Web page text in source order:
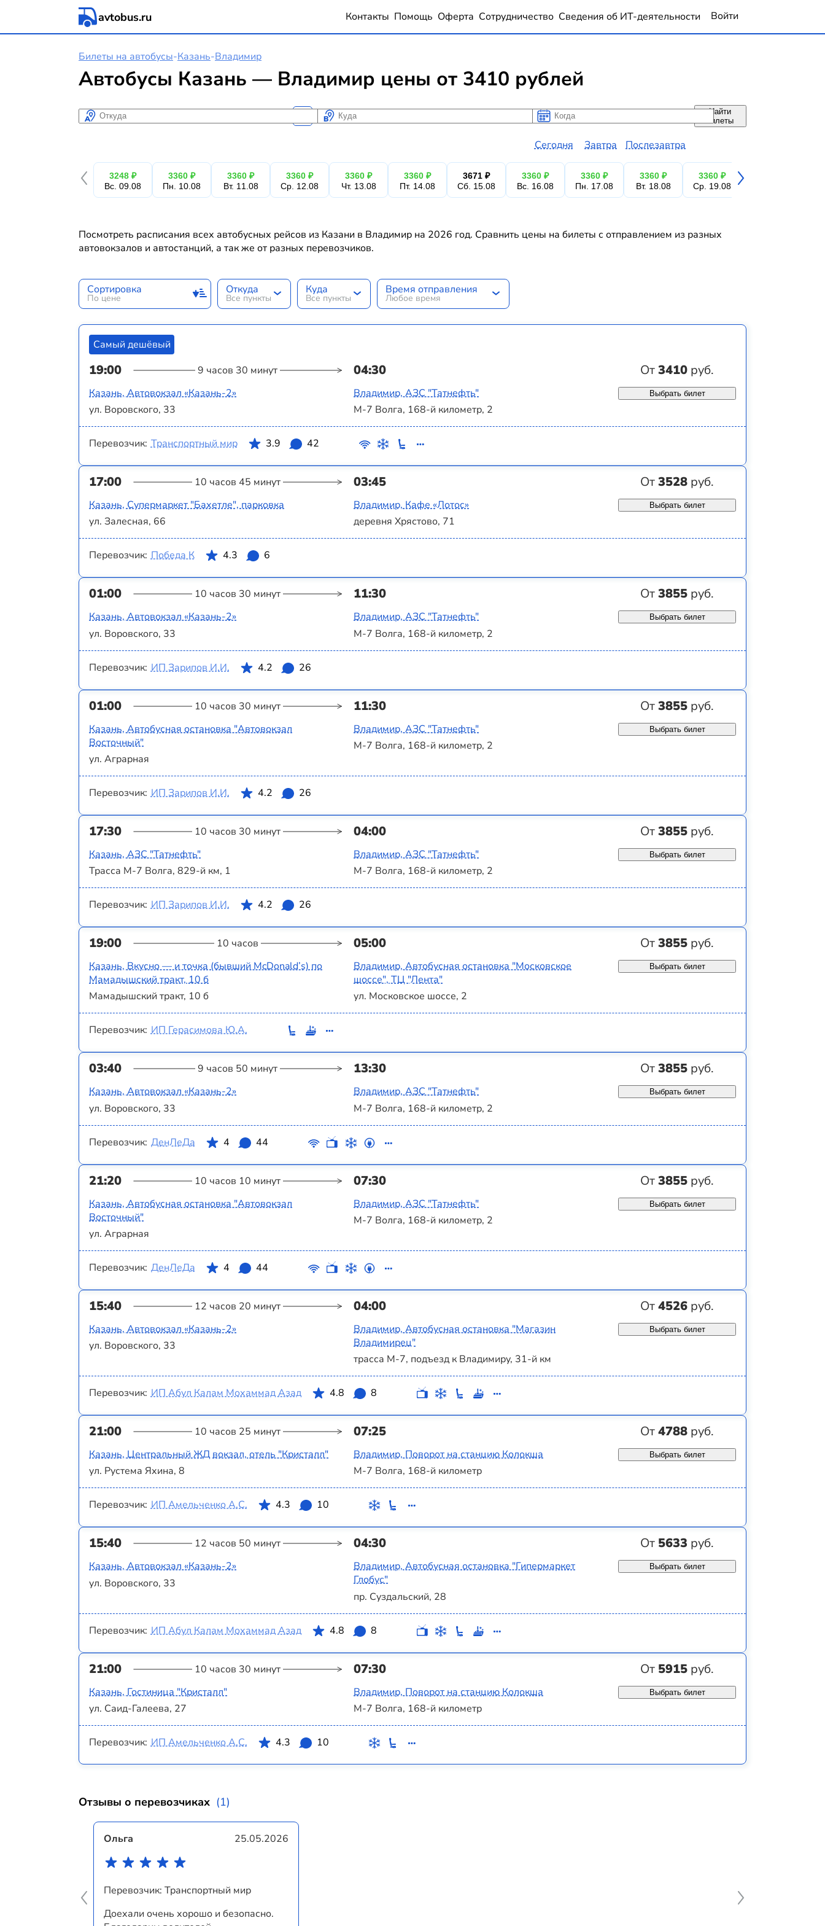
avtobus.ru Контакты Помощь Оферта Сотрудничество Сведения об ИТ-деятельности Войти
Билеты на автобусы-Казань-Владимир
Автобусы Казань — Владимир цены от 3410 рублей
Откуда Куда Когда
Когда
Сегодня Завтра Послезавтра
Найти
билеты
3248 ₽
Вс. 09.08
3360 ₽
Пн. 10.08
3360 ₽
Вт. 11.08
3360 ₽
Ср. 12.08
3360 ₽
Чт. 13.08
3360 ₽
Пт. 14.08
3671 ₽
Сб. 15.08
3360 ₽
Вс. 16.08
3360 ₽
Пн. 17.08
3360 ₽
Вт. 18.08
3360 ₽
Ср. 19.08
Посмотреть расписания всех автобусных рейсов из Казани в Владимир на 2026 год. Сравнить цены на билеты с отправлением из разных
автовокзалов и автостанций, а так же от разных перевозчиков.
Сортировка
По цене
Откуда
Все пункты
Куда
Все пункты
Время отправления
Любое время
Самый дешёвый
19:00 9 часов 30 минут 04:30 От3410 руб.
Казань, Автовокзал «‎Казань-2»
ул. Воровского, 33
Владимир, АЗС "Татнефть"
М-7 Волга, 168-й километр, 2
Выбрать билет
Перевозчик: Транспортный мир 3.9 42
17:00 10 часов 45 минут 03:45 От3528 руб.
Казань, Супермаркет "Бахетле", парковка
ул. Залесная, 66
Владимир, Кафе «Лотос»
деревня Хрястово, 71
Выбрать билет
Перевозчик: Победа К 4.3 6
01:00 10 часов 30 минут 11:30 От3855 руб.
Казань, Автовокзал «‎Казань-2»
ул. Воровского, 33
Владимир, АЗС "Татнефть"
М-7 Волга, 168-й километр, 2
Выбрать билет
Перевозчик: ИП Зарипов И.И. 4.2 26
01:00 10 часов 30 минут 11:30 От3855 руб.
Казань, Автобусная остановка "Автовокзал
Восточный"
ул. Аграрная
Владимир, АЗС "Татнефть"
М-7 Волга, 168-й километр, 2
Выбрать билет
Перевозчик: ИП Зарипов И.И. 4.2 26
17:30 10 часов 30 минут 04:00 От3855 руб.
Казань, АЗС "Татнефть"
Трасса М-7 Волга, 829-й км, 1
Владимир, АЗС "Татнефть"
М-7 Волга, 168-й километр, 2
Выбрать билет
Перевозчик: ИП Зарипов И.И. 4.2 26
19:00 10 часов 05:00 От3855 руб.
Казань, Вкусно — и точка (бывший McDonald’s) по
Мамадышский тракт, 10 б
Мамадышский тракт, 10 б
Владимир, Автобусная остановка "Московское
шоссе", ТЦ "Лента"
ул. Московское шоссе, 2
Выбрать билет
Перевозчик: ИП Герасимова Ю.А.
03:40 9 часов 50 минут 13:30 От3855 руб.
Казань, Автовокзал «‎Казань-2»
ул. Воровского, 33
Владимир, АЗС "Татнефть"
М-7 Волга, 168-й километр, 2
Выбрать билет
Перевозчик: ДенЛеДа 4 44
21:20 10 часов 10 минут 07:30 От3855 руб.
Казань, Автобусная остановка "Автовокзал
Восточный"
ул. Аграрная
Владимир, АЗС "Татнефть"
М-7 Волга, 168-й километр, 2
Выбрать билет
Перевозчик: ДенЛеДа 4 44
15:40 12 часов 20 минут 04:00 От4526 руб.
Казань, Автовокзал «‎Казань-2»
ул. Воровского, 33
Владимир, Автобусная остановка "Магазин
Владимирец"
трасса М-7, подъезд к Владимиру, 31-й км
Выбрать билет
Перевозчик: ИП Абул Калам Мохаммад Азад 4.8 8
21:00 10 часов 25 минут 07:25 От4788 руб.
Казань, Центральный ЖД вокзал, отель "Кристалл"
ул. Рустема Яхина, 8
Владимир, Поворот на станцию Колокша
М-7 Волга, 168-й километр
Выбрать билет
Перевозчик: ИП Амельченко А.С. 4.3 10
15:40 12 часов 50 минут 04:30 От 5633 руб.
Казань, Автовокзал «‎Казань-2»
ул. Воровского, 33
Владимир, Автобусная остановка "Гипермаркет
Глобус"
пр. Суздальский, 28
Выбрать билет
Перевозчик: ИП Абул Калам Мохаммад Азад 4.8 8
21:00 10 часов 30 минут 07:30 От 5915 руб.
Казань, Гостиница "Кристалл"
ул. Саид-Галеева, 27
Владимир, Поворот на станцию Колокша
М-7 Волга, 168-й километр
Выбрать билет
Перевозчик: ИП Амельченко А.С. 4.3 10
Отзывы о перевозчиках (1)
Ольга 25.05.2026
Перевозчик: Транспортный мир
Доехали очень хорошо и безопасно.